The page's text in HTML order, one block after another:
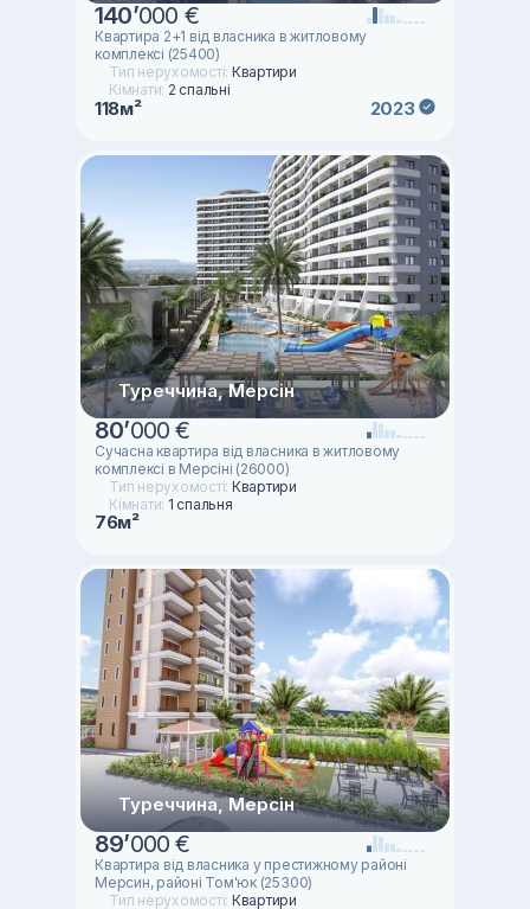
140’000 €
Квартира 2+1 від власника в житловому
комплексі (25400)
Тип нерухомості: Квартири
Кімнати: 2 спальні
118м² 2023
Туреччина, Мерсін
80’000 €
Сучасна квартира від власника в житловому
комплексі в Мерсіні (26000)
Тип нерухомості: Квартири
Кімнати: 1 спальня
76м²
Туреччина, Мерсін
89’000 €
Квартира від власника у престижному районі
Мерсин, районі Том'юк (25300)
Тип нерухомості: Квартири